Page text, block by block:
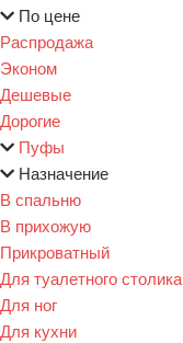
По цене
Распродажа
Эконом
Дешевые
Дорогие
Пуфы
Назначение
В спальню
В прихожую
Прикроватный
Для туалетного столика
Для ног
Для кухни